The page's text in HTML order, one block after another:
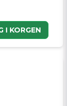
I KORGEN